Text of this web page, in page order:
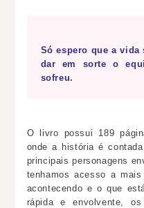
Só espero que a
dar em sorte o
sofreu.
O livro possui 189
onde a história é
principais personagens
tenhamos acesso a
acontecendo e o que
rápida e envolvente, os